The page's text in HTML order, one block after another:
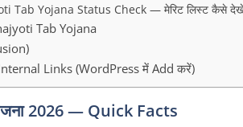
Tab Yojana Status Check — मेरिट लिस्ट कैसे
Tab Yojana
Links (WordPress में Add करें)
2026 — Quick Facts